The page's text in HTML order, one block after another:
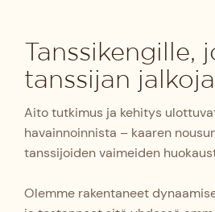
tanssijan jalkoja
Aito tutkimus ja kehitys
havainnoinnista – kaaren
tanssijoiden vaimeiden
Olemme rakentaneet